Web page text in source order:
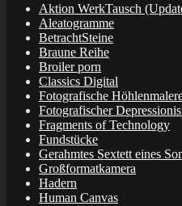
Aktion WerkTausch
Aleatogramme
BetrachtSteine
Braune Reihe
Broiler porn
Classics Digital
Fotografische
Fotografischer
Fragments of Technology
Fundstücke
Gerahmtes Sextett eines
Großformatkamera
Hadern
Human Canvas